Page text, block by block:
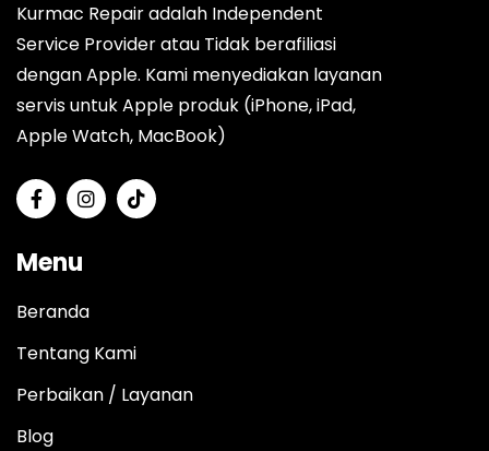
Kurmac Repair adalah Independent
Service Provider atau Tidak berafiliasi
dengan Apple. Kami menyediakan layanan
servis untuk Apple produk (iPhone, iPad,
Apple Watch, MacBook)
Menu
Beranda
Tentang Kami
Perbaikan / Layanan
Blog